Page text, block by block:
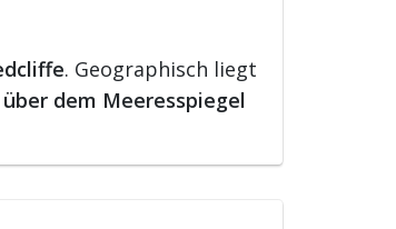
. Geographisch liegt
dem Meeresspiegel